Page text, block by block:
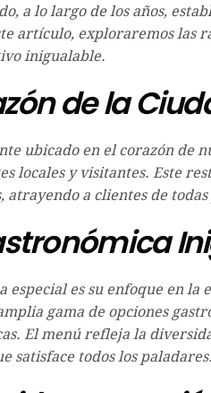
a lo largo de los años,
artículo, exploraremos las
inigualable.
de la
ubicado en el corazón de
locales y visitantes. Este
atrayendo a clientes de
especial es su enfoque en
gama de opciones
El menú refleja la
satisface todos los paladares.